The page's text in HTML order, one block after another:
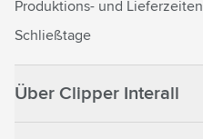
Produktions- und Lieferzeiten
Schließtage
Über Clipper Interall